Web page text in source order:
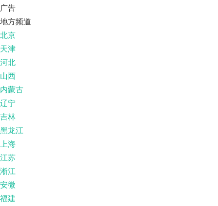
广告
地方频道
北京
天津
河北
山西
内蒙古
辽宁
吉林
黑龙江
上海
江苏
淅江
安微
福建